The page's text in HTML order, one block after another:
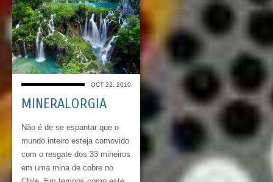
OCT 22, 2010
MINERALORGIA
Não é de se espantar que o
mundo inteiro esteja comovido
com o resgate dos 33 mineiros
em uma mina de cobre no